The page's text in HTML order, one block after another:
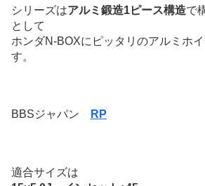
シリーズはアルミ鍛造1ピース構造で
として
ホンダN-BOXにピッタリのアルミホ
す。
BBSジャパン RP
適合サイズは